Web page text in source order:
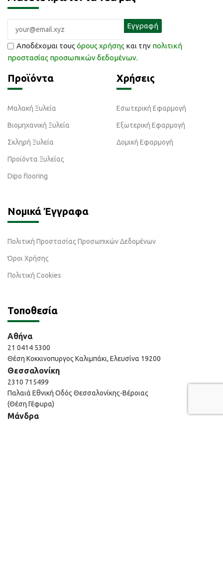
Αποδέχομαι τους όρους χρήσης και την πολιτική
προστασίας προσωπικών δεδομένων.
Προϊόντα
Μαλακή Ξυλεία
Βιομηχανική Ξυλεία
Σκληρή Ξυλεία
Προϊόντα Ξυλείας
Dipo flooring
Χρήσεις
Εσωτερική Εφαρμογή
Εξωτερική Εφαρμογή
Δομική Εφαρμογή
Νομικά Έγγραφα
Πολιτική Προστασίας Προσωπικών Δεδομένων
Όροι Χρήσης
Πολιτική Cookies
Τοποθεσία
Αθήνα
21 0414 5300
Θέση Κοκκινοπυργος Καλιμπάκι, Ελευσίνα 19200
Θεσσαλονίκη
2310 715499
Παλαιά Εθνική Οδός Θεσσαλονίκης-Βέροιας
(Θέση Γέφυρα)
Μάνδρα